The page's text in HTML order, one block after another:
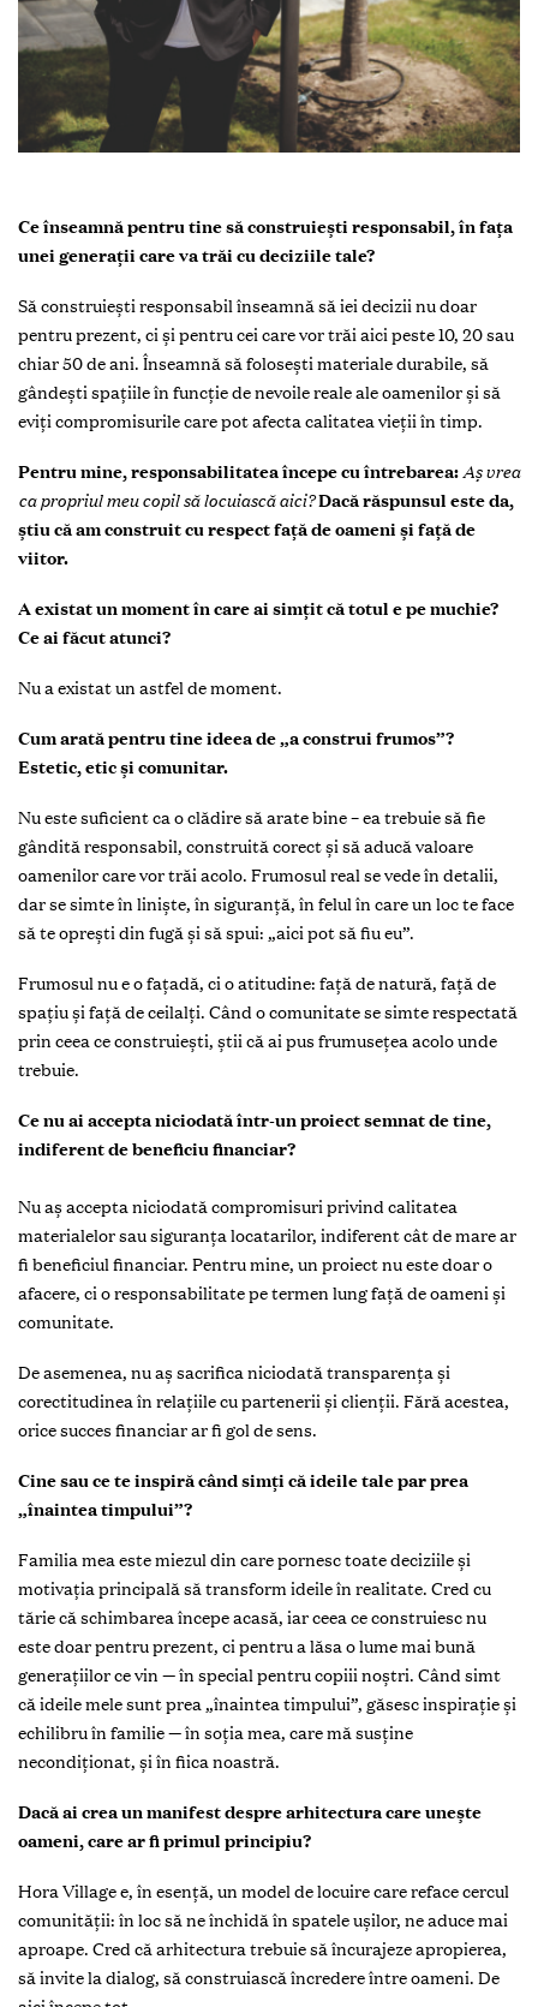
Ce înseamnă pentru tine să construiești responsabil, în fața
unei generații care va trăi cu deciziile tale?
Să construiești responsabil înseamnă să iei decizii nu doar
pentru prezent, ci și pentru cei care vor trăi aici peste 10, 20 sau
chiar 50 de ani. Înseamnă să folosești materiale durabile, să
gândești spațiile în funcție de nevoile reale ale oamenilor și să
eviți compromisurile care pot afecta calitatea vieții în timp.
Pentru mine, responsabilitatea începe cu întrebarea:Aș vrea
ca propriul meu copil să locuiască aici?Dacă răspunsul este da,
știu că am construit cu respect față de oameni și față de
viitor.
A existat un moment în care ai simțit că totul e pe muchie?
Ce ai făcut atunci?
Nu a existat un astfel de moment.
Cum arată pentru tine ideea de „a construi frumos”?
Estetic, etic și comunitar.
Nu este suficient ca o clădire să arate bine – ea trebuie să fie
gândită responsabil, construită corect și să aducă valoare
oamenilor care vor trăi acolo. Frumosul real se vede în detalii,
dar se simte în liniște, în siguranță, în felul în care un loc te face
să te oprești din fugă și să spui: „aici pot să fiu eu”.
Frumosul nu e o fațadă, ci o atitudine: față de natură, față de
spațiu și față de ceilalți. Când o comunitate se simte respectată
prin ceea ce construiești, știi că ai pus frumusețea acolo unde
trebuie.
Ce nu ai accepta niciodată într-un proiect semnat de tine,
indiferent de beneficiu financiar?
Nu aș accepta niciodată compromisuri privind calitatea
materialelor sau siguranța locatarilor, indiferent cât de mare ar
fi beneficiul financiar. Pentru mine, un proiect nu este doar o
afacere, ci o responsabilitate pe termen lung față de oameni și
comunitate.
De asemenea, nu aș sacrifica niciodată transparența și
corectitudinea în relațiile cu partenerii și clienții. Fără acestea,
orice succes financiar ar fi gol de sens.
Cine sau ce te inspiră când simți că ideile tale par prea
„înaintea timpului”?
Familia mea este miezul din care pornesc toate deciziile și
motivația principală să transform ideile în realitate. Cred cu
tărie că schimbarea începe acasă, iar ceea ce construiesc nu
este doar pentru prezent, ci pentru a lăsa o lume mai bună
generațiilor ce vin — în special pentru copiii noștri. Când simt
că ideile mele sunt prea „înaintea timpului”, găsesc inspirație și
echilibru în familie — în soția mea, care mă susține
necondiționat, și în fiica noastră.
Dacă ai crea un manifest despre arhitectura care unește
oameni, care ar fi primul principiu?
Hora Village e, în esență, un model de locuire care reface cercul
comunității: în loc să ne închidă în spatele ușilor, ne aduce mai
aproape. Cred că arhitectura trebuie să încurajeze apropierea,
să invite la dialog, să construiască încredere între oameni. De